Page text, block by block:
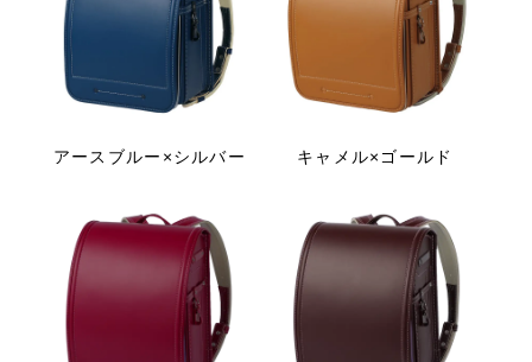
アースブルー×シルバー キャメル×ゴールド